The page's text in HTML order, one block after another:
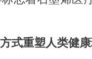
式重塑人类健